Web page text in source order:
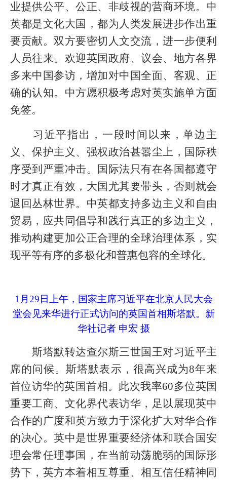
业提供公平、公正、非歧视的营商环境。中
英都是文化大国，都为人类发展进步作出重
要贡献。双方要密切人文交流，进一步便利
人员往来。欢迎英国政府、议会、地方各界
多来中国参访，增加对中国全面、客观、正
确的认知。中方愿积极考虑对英实施单方面
免签。
习近平指出，一段时间以来，单边主
义、保护主义、强权政治甚嚣尘上，国际秩
序受到严重冲击。国际法只有在各国都遵守
时才真正有效，大国尤其要带头，否则就会
退回丛林世界。中英都支持多边主义和自由
贸易，应共同倡导和践行真正的多边主义，
推动构建更加公正合理的全球治理体系，实
现平等有序的多极化和普惠包容的全球化。
1月29日上午，国家主席习近平在北京人民大会
堂会见来华进行正式访问的英国首相斯塔默。 新
华社记者 申宏 摄
斯塔默转达查尔斯三世国王对习近平主
席的问候。斯塔默表示，很高兴成为8年来
首位访华的英国首相。此次我率60多位英国
重要工商、文化界代表访华，足以展现英中
合作的广度和英方致力于深化扩大对华合作
的决心。英中是世界重要经济体和联合国安
理会常任理事国，在当前动荡脆弱的国际形
势下，英方本着相互尊重、相互信任精神同